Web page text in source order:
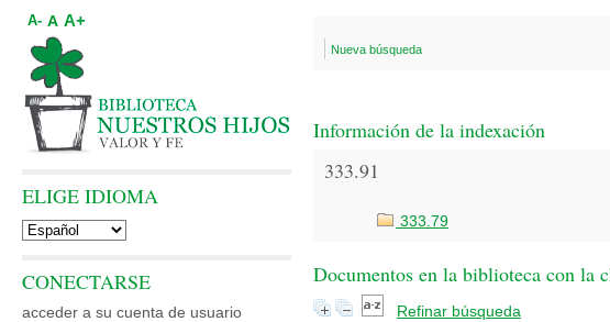
Nueva búsqueda
Información de la indexación
333.91
333.79
Documentos en la biblioteca con la
Refinar búsqueda
A- A A+
ELIGE IDIOMA
CONECTARSE
acceder a su cuenta de usuario